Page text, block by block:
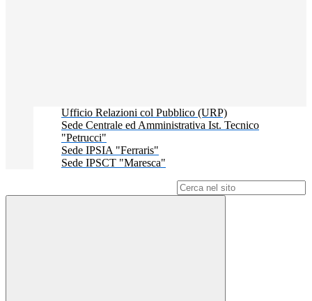
Ufficio Relazioni col Pubblico (URP)
Sede Centrale ed Amministrativa Ist. Tecnico
"Petrucci"
Sede IPSIA "Ferraris"
Sede IPSCT "Maresca"